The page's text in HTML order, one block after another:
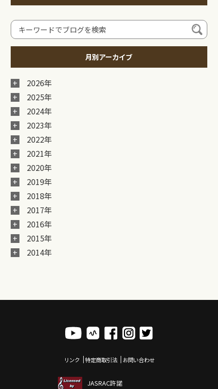
月別アーカイブ
2026年
2025年
2024年
2023年
2022年
2021年
2020年
2019年
2018年
2017年
2016年
2015年
2014年
リンク 特定商取引法 お問い合わせ
JASRAC許諾